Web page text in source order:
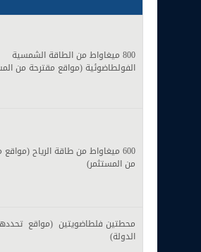
800 ميغاواط من الطاقة الشمسية
الفولطاضوئية (مواقع مقترحة من
600 ميغاواط من طاقة الرياح
من المستثمر)
محطتين فلطاضويتين (مواقع
الدولة)